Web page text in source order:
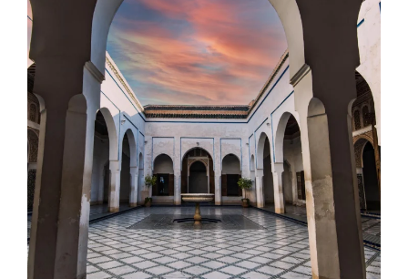
mura color ocra della medina diventano di un
arancione bruciato